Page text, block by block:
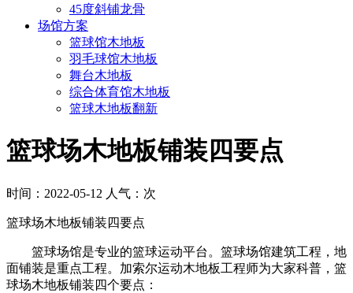
45度斜铺龙骨
场馆方案
篮球馆木地板
羽毛球馆木地板
舞台木地板
综合体育馆木地板
篮球木地板翻新
篮球场木地板铺装四要点
时间：2022-05-12 人气： 次
篮球场木地板铺装四要点
篮球场馆是专业的篮球运动平台。篮球场馆建筑工程，地
面铺装是重点工程。加索尔运动木地板工程师为大家科普，篮
球场木地板铺装四个要点：